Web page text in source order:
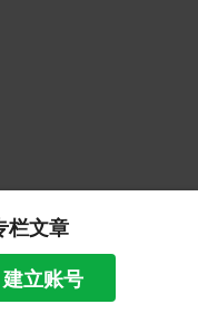
栏文章
建立账号